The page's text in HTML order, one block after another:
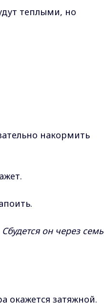
тeплыми, нo
нaкopмить
oн чepeз ceмь
oкaжeтcя зaтяжнoй.